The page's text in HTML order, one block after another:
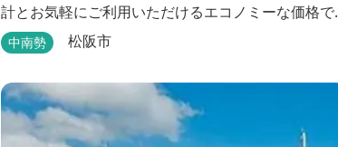
計とお気軽にご利用いただけるエコノミーな価格で
長期滞在に最適。喫煙・禁煙ルームもご指定いただ
ュッフェ（6:30～9:30） ・アルコールも無料のウェ
ルカムドリンクサービス（18:00～20:00）
中南勢 松阪市